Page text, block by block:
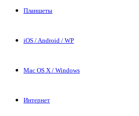
Планшеты
iOS / Android / WP
Mac OS X / Windows
Интернет